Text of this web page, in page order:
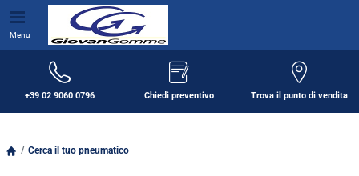
Menu
+39 02 9060 0796 Chiedi preventivo Trova il punto di vendita
Cerca il tuo pneumatico